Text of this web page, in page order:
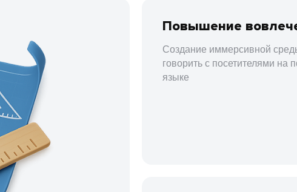
Повышение
Создание иммерсивной
говорить с посетителями на
языке